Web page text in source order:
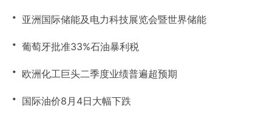
・ 亚洲国际储能及电力科技展览会暨世界储能
・ 葡萄牙批准33%石油暴利税
・ 欧洲化工巨头二季度业绩普遍超预期
・ 国际油价8月4日大幅下跌